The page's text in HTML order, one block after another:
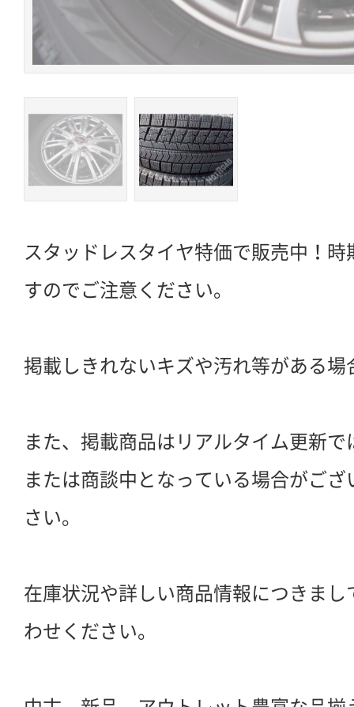
スタッドレスタイヤ特価で販売中！
すのでご注意ください。
掲載しきれないキズや汚れ等がある場
また、掲載商品はリアルタイム更新
または商談中となっている場合がご
さい。
在庫状況や詳しい商品情報につきま
わせください。